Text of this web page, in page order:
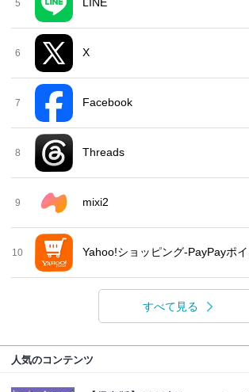
5
6 X
7 Facebook
8 Threads
9 mixi2
10 Yahoo!ショッピング-PayPayポ
すべて見る
人気のコンテンツ